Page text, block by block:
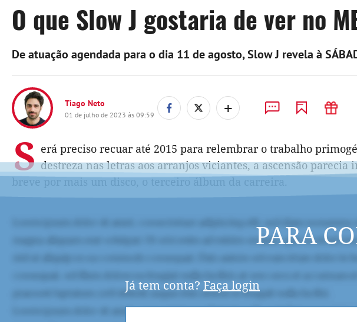
O que Slow J gostaria de ver no
De atuação agendada para o dia 11 de agosto, Slow J revela à
Tiago Neto
01 de julho de 2023 às 09:59 +
S erá preciso recuar até 2015 para relembrar o trabalho
destreza nas letras aos arranjos viciantes, a ascensão
breve por mais um disco, o terceiro álbum da carreira.
PARA
Já tem conta? Faça login